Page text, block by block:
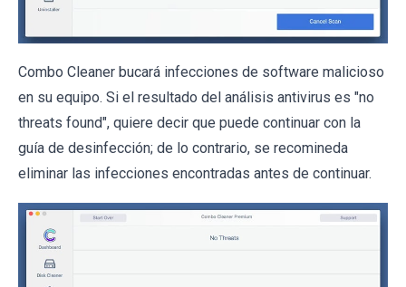
Combo Cleaner bucará infecciones de software malicioso
en su equipo. Si el resultado del análisis antivirus es "no
threats found", quiere decir que puede continuar con la
guía de desinfección; de lo contrario, se recomineda
eliminar las infecciones encontradas antes de continuar.